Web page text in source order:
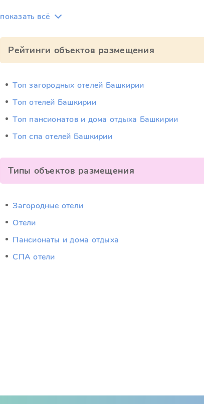
показать всё
Рейтинги объектов размещения
Топ загородных отелей Башкирии
Топ отелей Башкирии
Топ пансионатов и дома отдыха Башкирии
Топ спа отелей Башкирии
Типы объектов размещения
Загородные отели
Отели
Пансионаты и дома отдыха
СПА отели